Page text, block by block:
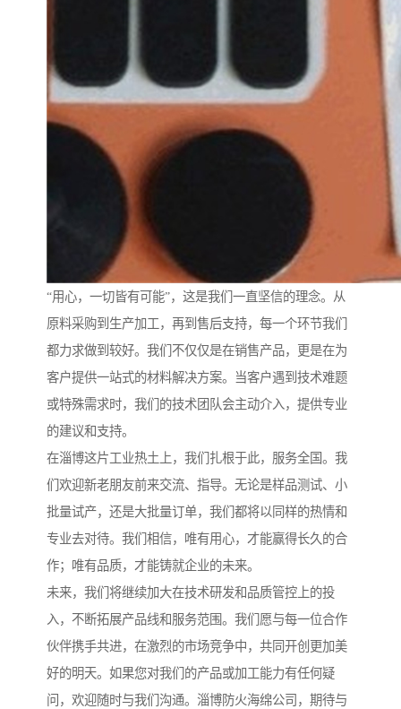
“用心，一切皆有可能”，这是我们一直坚信的理念。从
原料采购到生产加工，再到售后支持，每一个环节我们
都力求做到较好。我们不仅仅是在销售产品，更是在为
客户提供一站式的材料解决方案。当客户遇到技术难题
或特殊需求时，我们的技术团队会主动介入，提供专业
的建议和支持。
在淄博这片工业热土上，我们扎根于此，服务全国。我
们欢迎新老朋友前来交流、指导。无论是样品测试、小
批量试产，还是大批量订单，我们都将以同样的热情和
专业去对待。我们相信，唯有用心，才能赢得长久的合
作；唯有品质，才能铸就企业的未来。
未来，我们将继续加大在技术研发和品质管控上的投
入，不断拓展产品线和服务范围。我们愿与每一位合作
伙伴携手共进，在激烈的市场竞争中，共同开创更加美
好的明天。如果您对我们的产品或加工能力有任何疑
问，欢迎随时与我们沟通。淄博防火海绵公司，期待与